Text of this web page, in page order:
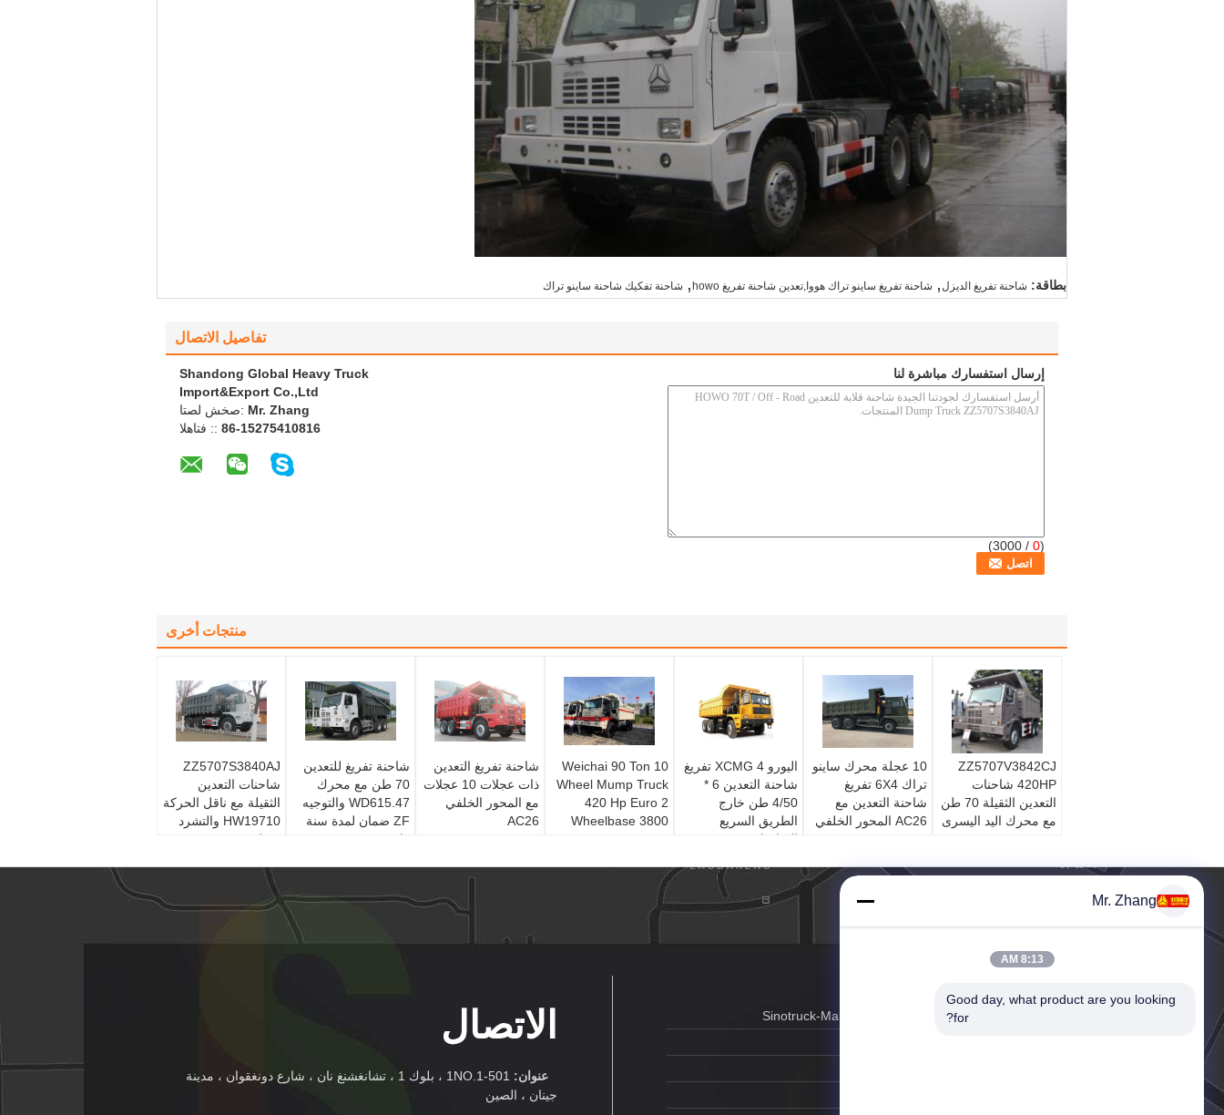
بطاقة: شاحنة تفريغ الديزل, شاحنة تفريغ ساينو تراك هووا,تعدين شاحنة تفريغ howo , شاحنة تفكيك شاحنة ساينو تراك
تفاصيل الاتصال
Shandong Global Heavy Truck
Import&Export Co.,Ltd
اتصل شخص: Mr. Zhang
الهاتف :: 86-15275410816
إرسال استفسارك مباشرة لنا
(
0
/ 3000)
منتجات أخرى
ZZ5707S3840AJ
شاحنات التعدين
الثقيلة مع ناقل الحركة
HW19710 والتشرد
شاحنة تفريغ للتعدين
70 طن مع محرك
WD615.47 والتوجيه
ZF ضمان لمدة سنة
واحدة
شاحنة تفريغ التعدين
ذات عجلات 10 عجلات
مع المحور الخلفي
AC26
Weichai 90 Ton 10
Wheel Mump Truck
420 Hp Euro 2
Wheelbase 3800
اليورو 4 XCMG تفريغ
شاحنة التعدين 6 *
4/50 طن خارج
الطريق السريع
الشاحنات
10 عجلة محرك ساينو
تراك 6X4 تفريغ
شاحنة التعدين مع
AC26 المحور الخلفي
ZZ5707V3842CJ
420HP شاحنات
التعدين الثقيلة 70 طن
مع محرك اليد اليسرى
الاتصال
عنوان:
1NO.1-501 ، بلوك 1 ، تشانغشنغ نان ، شارع دونغقوان ، مدينة
جينان ، الصين
البريد الإلكتروني:Sinotruck-Markzhang@vip.163.com
Mr. Zhang
8:13 AM
Good day, what product are you looking
for?